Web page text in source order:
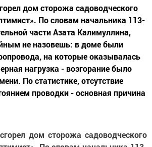
дом сторожа садоводческого
По словам начальника 113-
части Азата Калимуллина,
не назовешь: в доме были
на которые оказывалась
нагрузка - возгорание было
По статистике, отсутствие
проводки - основная причина
дом сторожа садоводческого